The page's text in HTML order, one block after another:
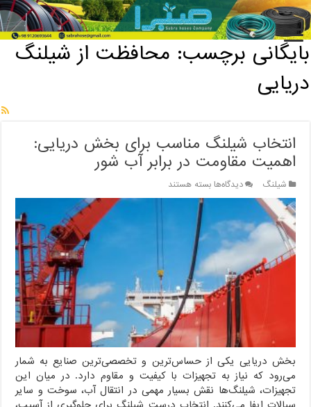
خانه / بایگانی برچسب: محافظت از شیلنگ دریایی
بایگانی برچسب: محافظت از شیلنگ
دریایی
انتخاب شیلنگ مناسب برای بخش دریایی:
اهمیت مقاومت در برابر آب شور
شیلنگ دیدگاه‌هابرای
انتخاب
شیلنگ
مناسب
برای
بخش
دریایی:
اهمیت
مقاومت
در
برابر
آب
شور
بسته هستند
بخش دریایی یکی از حساس‌ترین و تخصصی‌ترین صنایع به شمار
می‌رود که نیاز به تجهیزات با کیفیت و مقاوم دارد. در میان این
تجهیزات، شیلنگ‌ها نقش بسیار مهمی در انتقال آب، سوخت و سایر